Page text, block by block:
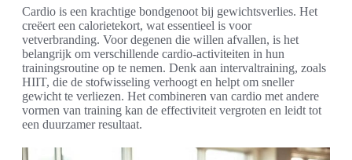
Cardio is een krachtige bondgenoot bij gewichtsverlies. Het
creëert een calorietekort, wat essentieel is voor
vetverbranding. Voor degenen die willen afvallen, is het
belangrijk om verschillende cardio-activiteiten in hun
trainingsroutine op te nemen. Denk aan intervaltraining, zoals
HIIT, die de stofwisseling verhoogt en helpt om sneller
gewicht te verliezen. Het combineren van cardio met andere
vormen van training kan de effectiviteit vergroten en leidt tot
een duurzamer resultaat.